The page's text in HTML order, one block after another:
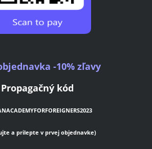
-10% zľavy
Propagačný kód
a prilepte v prvej objednavke)